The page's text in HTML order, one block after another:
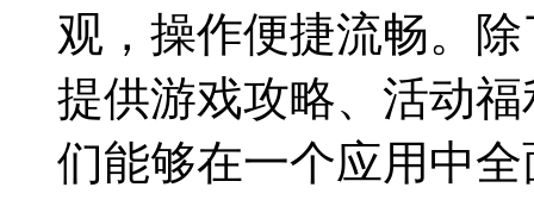
观，操作便捷流畅。
提供游戏攻略、活动
们能够在一个应用中